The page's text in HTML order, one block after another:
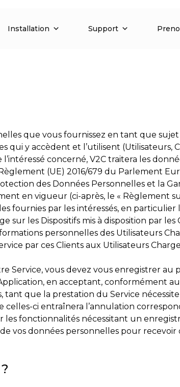
Installation Support
que vous fournissez en tant que
qui y accèdent et l’utilisent (Utilisateurs,
concerné, V2C traitera les
(UE) 2016/679 du Parlement
des Données Personnelles et la
en vigueur (ci-après, le « Règlement
fournies par les intéressés, en particulier
les Dispositifs mis à disposition par
personnelles des Utilisateurs
par ces Clients aux Utilisateurs
Service, vous devez vous enregistrer
en acceptant, conformément
tant que la prestation du Service
ci entraînera l’annulation
fonctionnalités nécessitant un
vos données personnelles pour recevoir